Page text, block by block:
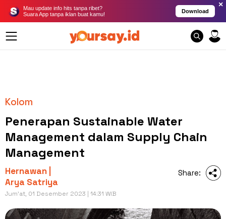
Mau update info hits tanpa ribet?
Suara App tanpa iklan buat kamu!
Download
×
Kolom
Penerapan Sustainable Water
Management dalam Supply Chain
Management
Hernawan |
Arya Satriya
Jum'at, 01 Desember 2023 | 14:31 WIB
Share: